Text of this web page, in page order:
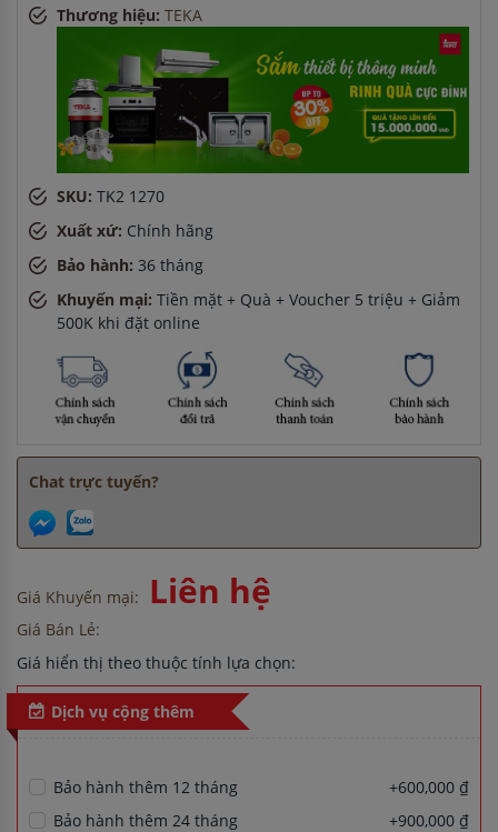
giờ
ở Hà Nội đã đặt lò vi sóng cách đây 5 giờ
ở Đồng Nai đã mua bếp điện từ cách đây 45 phút
Thương hiệu: TEKA
SKU: TK2 1270
Xuất xứ: Chính hãng
Bảo hành: 36 tháng
Khuyến mại: Tiền mặt + Quà + Voucher 5 triệu + Giảm
500K khi đặt online
Chat trực tuyến?
Giá Khuyến mại: Liên hệ
Giá Bán Lẻ:
Giá hiển thị theo thuộc tính lựa chọn:
Dịch vụ cộng thêm
Bảo hành thêm 12 tháng
+600,000 ₫
Bảo hành thêm 24 tháng
+900,000 ₫